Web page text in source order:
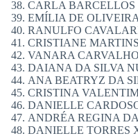
CARLA BARCELLOS
EMÍLIA DE
RANULFO
CRISTIANE
VANARA
DAIANA DA SILVA
ANA BEATRYZ DA
CRISTINA
DANIELLE
ANDRÉA REGINA
DANIELLE TORRES